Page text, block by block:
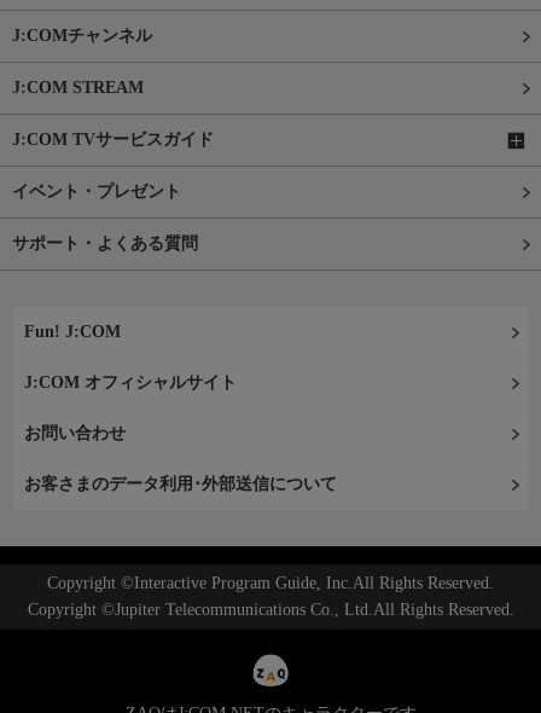
J:COMチャンネル
J:COM STREAM
J:COM TVサービスガイド
イベント・プレゼント
サポート・よくある質問
Fun! J:COM
J:COM オフィシャルサイト
お問い合わせ
お客さまのデータ利用･外部送信について
Copyright ©Interactive Program Guide, Inc.All Rights Reserved.
Copyright ©Jupiter Telecommunications Co., Ltd.All Rights Reserved.